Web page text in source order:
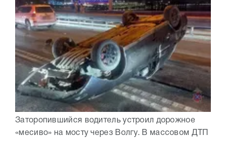
Заторопившийся водитель устроил дорожное
«месиво» на мосту через Волгу. В массовом ДТП